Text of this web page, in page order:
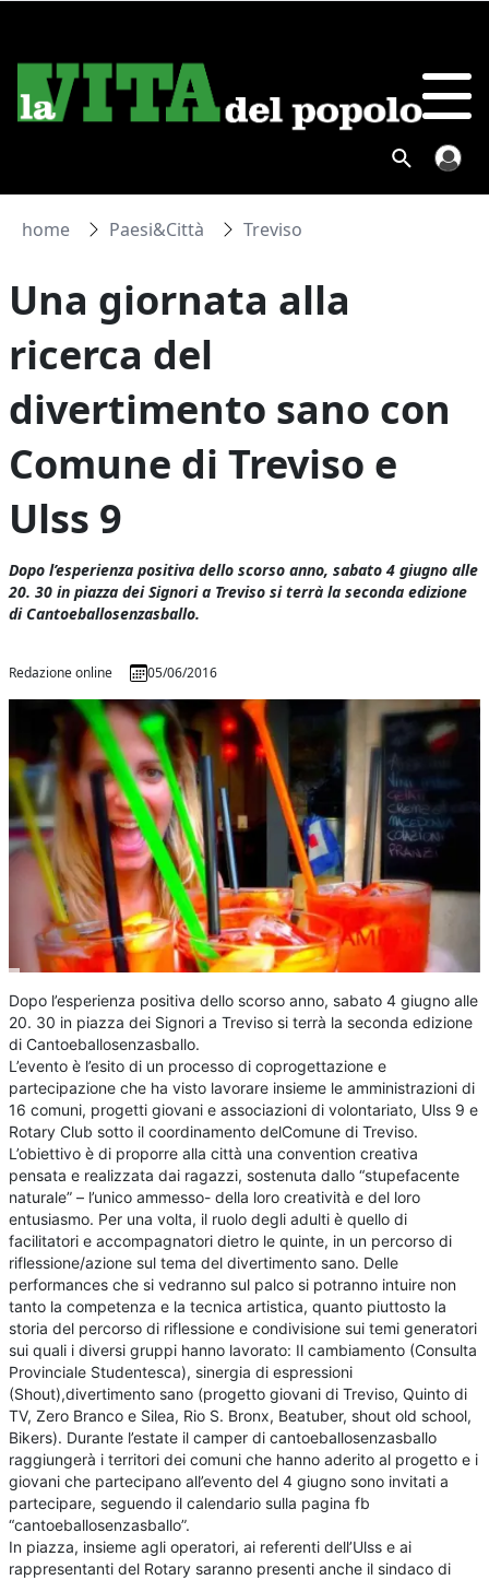
home Paesi&Città Treviso
Una giornata alla
ricerca del
divertimento sano con
Comune di Treviso e
Ulss 9
Dopo l’esperienza positiva dello scorso anno, sabato 4 giugno alle
20. 30 in piazza dei Signori a Treviso si terrà la seconda edizione
di Cantoeballosenzasballo.
Redazione online 05/06/2016
Dopo l’esperienza positiva dello scorso anno, sabato 4 giugno alle
20. 30 in piazza dei Signori a Treviso si terrà la seconda edizione
di Cantoeballosenzasballo.
L’evento è l’esito di un processo di coprogettazione e
partecipazione che ha visto lavorare insieme le amministrazioni di
16 comuni, progetti giovani e associazioni di volontariato, Ulss 9 e
Rotary Club sotto il coordinamento delComune di Treviso.
L’obiettivo è di proporre alla città una convention creativa
pensata e realizzata dai ragazzi, sostenuta dallo “stupefacente
naturale” – l’unico ammesso- della loro creatività e del loro
entusiasmo. Per una volta, il ruolo degli adulti è quello di
facilitatori e accompagnatori dietro le quinte, in un percorso di
riflessione/azione sul tema del divertimento sano. Delle
performances che si vedranno sul palco si potranno intuire non
tanto la competenza e la tecnica artistica, quanto piuttosto la
storia del percorso di riflessione e condivisione sui temi generatori
sui quali i diversi gruppi hanno lavorato: Il cambiamento (Consulta
Provinciale Studentesca), sinergia di espressioni
(Shout),divertimento sano (progetto giovani di Treviso, Quinto di
TV, Zero Branco e Silea, Rio S. Bronx, Beatuber, shout old school,
Bikers). Durante l’estate il camper di cantoeballosenzasballo
raggiungerà i territori dei comuni che hanno aderito al progetto e i
giovani che partecipano all’evento del 4 giugno sono invitati a
partecipare, seguendo il calendario sulla pagina fb
“cantoeballosenzasballo”.
In piazza, insieme agli operatori, ai referenti dell’Ulss e ai
rappresentanti del Rotary saranno presenti anche il sindaco di